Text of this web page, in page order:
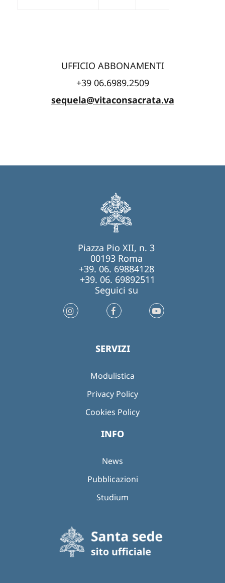
UFFICIO ABBONAMENTI
+39 06.6989.2509
sequela@vitaconsacrata.va
Piazza Pio XII, n. 3
00193 Roma
+39. 06. 69884128
+39. 06. 69892511
Seguici su
SERVIZI
Modulistica
Privacy Policy
Cookies Policy
INFO
News
Pubblicazioni
Studium